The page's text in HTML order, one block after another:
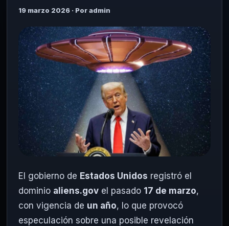
19 marzo 2026 · Por admin
El gobierno de Estados Unidos registró el
dominio aliens.gov el pasado 17 de marzo,
con vigencia de un año, lo que provocó
especulación sobre una posible revelación